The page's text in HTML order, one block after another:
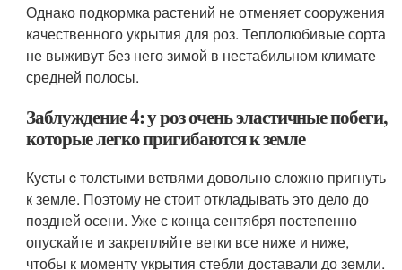
Однако подкормка растений не отменяет сооружения
качественного укрытия для роз. Теплолюбивые сорта
не выживут без него зимой в нестабильном климате
средней полосы.
Заблуждение 4: у роз очень эластичные побеги,
которые легко пригибаются к земле
Кусты c толстыми ветвями довольно сложно пригнуть
к земле. Поэтому не стоит откладывать это дело до
поздней осени. Уже с конца сентября постепенно
опускайте и закрепляйте ветки все ниже и ниже,
чтобы к моменту укрытия стебли доставали до земли.